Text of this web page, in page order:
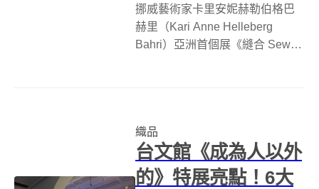
挪威藝術家卡里安妮赫勒伯格巴
赫里（Kari Anne Helleberg
Bahri）亞洲首個展《縫合 Sew
織品
台文館《成為人以外
的》特展亮點！6大